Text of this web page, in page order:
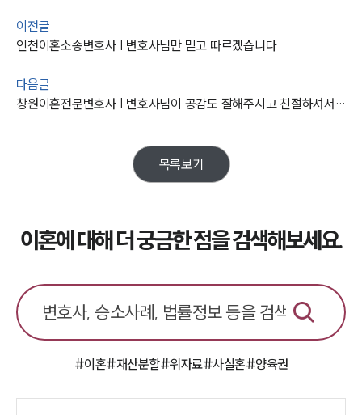
업무
이혼 양육비계산기
상간자위자료계산기
이혼전문변호사
소식/자료
언론보도
공지사항
법률 블로그
뉴스레터/브로슈어
이전글
인천이혼소송변호사 | 변호사님만 믿고 따르겠습니다
다음글
창원이혼전문변호사 | 변호사님이 공감도 잘해주시고 친절하셔서 감동했습니다.
목록보기
이혼에 대해 더 궁금한 점을 검색해보세요.
#이혼#재산분할#위자료#사실혼#양육권